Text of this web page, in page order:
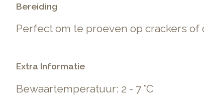
Bereiding
Perfect om te proeven op crackers
Extra Informatie
Bewaartemperatuur: 2 - 7 °C